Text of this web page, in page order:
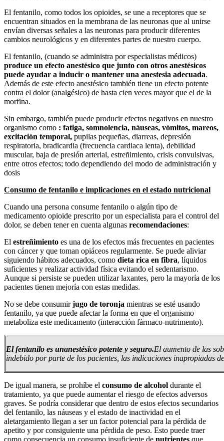
El fentanilo, como todos los opioides, se une a receptores que se
encuentran situados en la membrana de las neuronas que al unirse
envían diversas señales a las neuronas para producir diferentes
cambios neurológicos y en diferentes partes de nuestro cuerpo.
El fentanilo, (cuando se administra por especialistas médicos)
produce un efecto anestésico que junto con otros anestésicos
puede ayudar a inducir o mantener una anestesia adecuada.
Además de este efecto anestésico también tiene un efecto potente
contra el dolor (analgésico) de hasta cien veces mayor que el de la
morfina.
Sin embargo, también puede producir efectos negativos en nuestro
organismo como : fatiga, somnolencia, náuseas, vómitos, mareos,
excitación temporal, pupilas pequeñas, diarreas, depresión
respiratoria, bradicardia (frecuencia cardiaca lenta), debilidad
muscular, baja de presión arterial, estreñimiento, crisis convulsivas,
entre otros efectos; todo dependiendo del modo de administración y
dosis
Consumo de fentanilo e implicaciones en el estado nutricional
Cuando una persona consume fentanilo o algún tipo de
medicamento opioide prescrito por un especialista para el control del
dolor, se deben tener en cuenta algunas recomendaciones:
El estreñimiento es una de los efectos más frecuentes en pacientes
con cáncer y que toman opiáceos regularmente. Se puede aliviar
siguiendo hábitos adecuados, como dieta rica en fibra, líquidos
suficientes y realizar actividad física evitando el sedentarismo.
Aunque si persiste se pueden utilizar laxantes, pero la mayoría de los
pacientes tienen mejoría con estas medidas.
No se debe consumirjugo de toronja mientras se esté usando
fentanilo, ya que puede afectar la forma en que el organismo
metaboliza este medicamento (interacción fármaco-nutrimento).
El fentanilo es unanestésico potente y seguro.El aumento de las
indebido por parte de los pacientes, las indicaciones inapropiadas
De igual manera, se prohíbe el consumo de alcohol durante el
tratamiento, ya que puede aumentar el riesgo de efectos adversos
graves. Se podría considerar que dentro de estos efectos secundarios
del fentanilo, las náuseas y el estado de inactividad en el
aletargamiento llegan a ser un factor potencial para la pérdida de
apetito y por consiguiente una pérdida de peso. Esto puede traer
como consecuencia un consumo insuficiente de nutrientes que